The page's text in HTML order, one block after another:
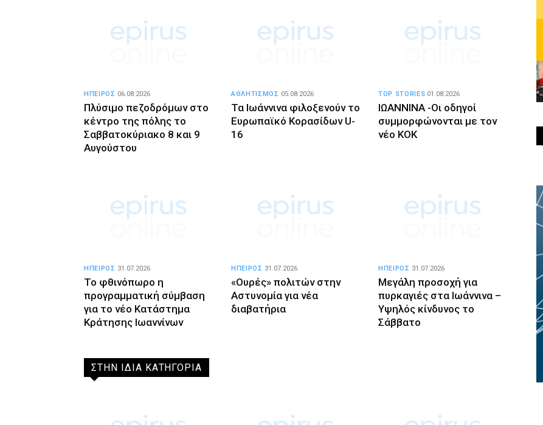
Πλύσιμο πεζοδρόμων στο
κέντρο της πόλης το
Σαββατοκύριακο 8 και 9
Αυγούστου
ΗΠΕΙΡΟΣ 06.08.2026
Τα Ιωάννινα φιλοξενούν το
Ευρωπαϊκό Κορασίδων U-
16
ΑΘΛΗΤΙΣΜΟΣ 05.08.2026
ΙΩΑΝΝΙΝΑ -Οι οδηγοί
συμμορφώνονται με τον
νέο ΚΟΚ
TOP STORIES 01.08.2026
Το φθινόπωρο η
προγραμματική σύμβαση
για το νέο Κατάστημα
Κράτησης Ιωαννίνων
ΗΠΕΙΡΟΣ 31.07.2026
«Ουρές» πολιτών στην
Αστυνομία για νέα
διαβατήρια
ΗΠΕΙΡΟΣ 31.07.2026
Μεγάλη προσοχή για
πυρκαγιές στα Ιωάννινα –
Υψηλός κίνδυνος το
Σάββατο
ΗΠΕΙΡΟΣ 31.07.2026
ΣΤΗΝ ΙΔΙΑ ΚΑΤΗΓΟΡΙΑ